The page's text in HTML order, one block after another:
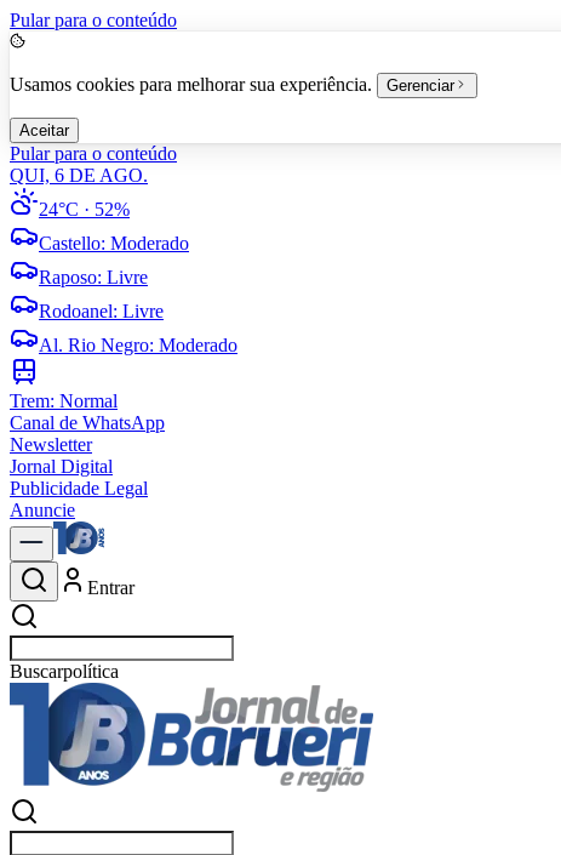
Pular para o conteúdo
Usamos cookies para melhorar sua experiência. Gerenciar
Aceitar
Pular para o conteúdo
QUI, 6 DE AGO.
24°C · 52%
Castello: Moderado
Raposo: Livre
Rodoanel: Livre
Al. Rio Negro: Moderado
Trem: Normal
Canal de WhatsApp
Newsletter
Jornal Digital
Publicidade Legal
Anuncie
Entrar
Buscarnot